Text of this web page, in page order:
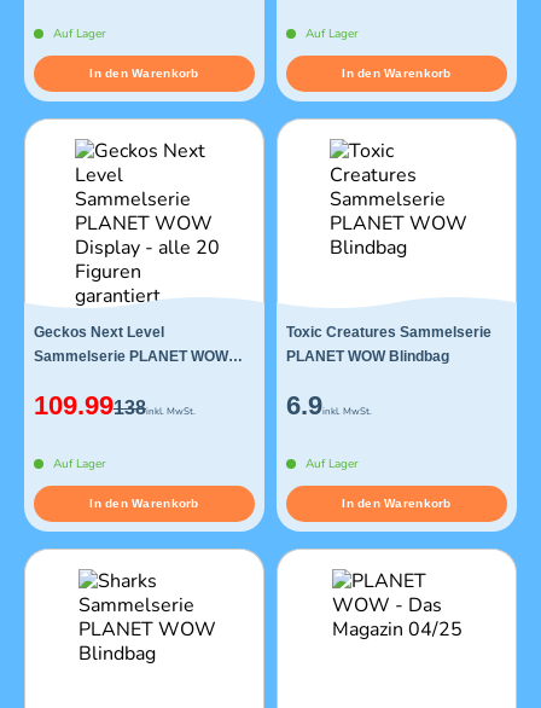
Auf Lager
In den Warenkorb
Auf Lager
In den Warenkorb
Geckos Next Level
Sammelserie PLANET WOW
garantiert
109.99138inkl. MwSt.
Auf Lager
In den Warenkorb
Toxic Creatures Sammelserie
PLANET WOW Blindbag
6.9inkl. MwSt.
Auf Lager
In den Warenkorb